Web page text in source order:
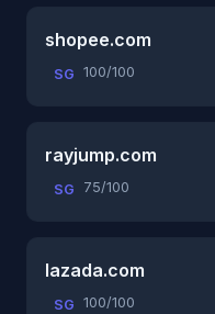
shopee.com
SG 100/100
rayjump.com
SG 75/100
lazada.com
SG 100/100